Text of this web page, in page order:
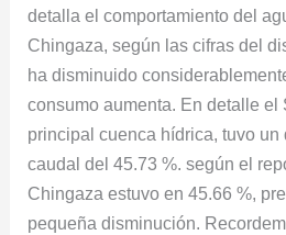
detalla el comportamiento del
Chingaza, según las cifras del
ha disminuido
consumo aumenta. En detalle el
principal cuenca hídrica, tuvo un
caudal del 45.73 %. según el
Chingaza estuvo en 45.66 %,
pequeña disminución.
Bogotá
sigue
disminuyendo